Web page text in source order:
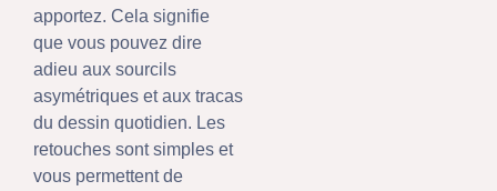
apportez. Cela signifie
que vous pouvez dire
adieu aux sourcils
asymétriques et aux tracas
du dessin quotidien. Les
retouches sont simples et
vous permettent de